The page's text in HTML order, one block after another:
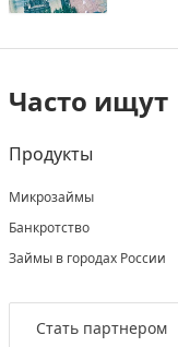
Часто ищут
Продукты
Микрозаймы
Банкротство
Займы в городах России
Стать партнером